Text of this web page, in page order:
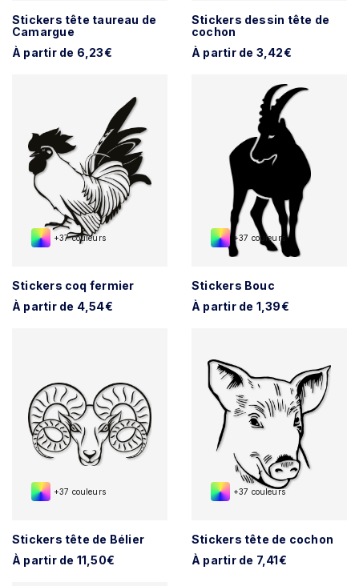
Stickers tête taureau de
Camargue
À partir de 6,23€
Stickers dessin tête de
cochon
À partir de 3,42€
+37 couleurs
Stickers coq fermier
À partir de 4,54€
+37 couleurs
Stickers Bouc
À partir de 1,39€
+37 couleurs
Stickers tête de Bélier
À partir de 11,50€
+37 couleurs
Stickers tête de cochon
À partir de 7,41€